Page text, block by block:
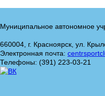
Муниципальное автономное
660004, г. Красноярск, ул.
Электронная почта:
Телефоны: (391) 223-03-21